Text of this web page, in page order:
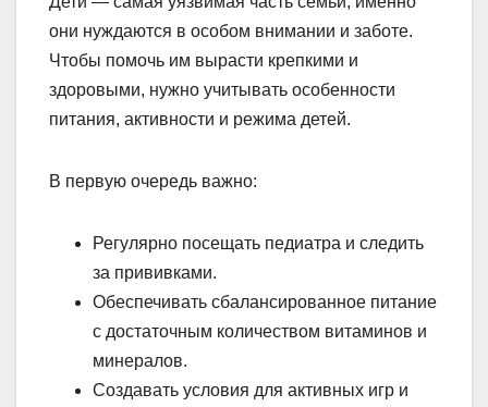
они нуждаются в особом внимании и заботе.
Чтобы помочь им вырасти крепкими и
здоровыми, нужно учитывать особенности
питания, активности и режима детей.
В первую очередь важно:
Регулярно посещать педиатра и следить
за прививками.
Обеспечивать сбалансированное питание
с достаточным количеством витаминов и
минералов.
Создавать условия для активных игр и